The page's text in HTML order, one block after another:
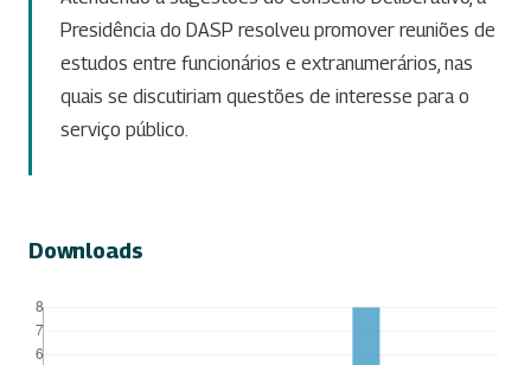
Presidência do DASP resolveu promover reuniões de
estudos entre funcionários e extranumerários, nas
quais se discutiriam questões de interesse para o
serviço público.
Downloads